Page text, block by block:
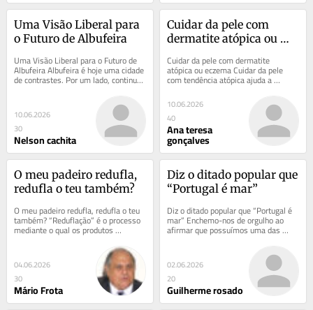
Uma Visão Liberal para
o Futuro de Albufeira
Uma Visão Liberal para o Futuro de
Albufeira Albufeira é hoje uma cidade
de contrastes. Por um lado, continua
10.06.2026
30
Nelson cachita
Cuidar da pele com
dermatite atópica ou
Cuidar da pele com dermatite
atópica ou eczema Cuidar da pele
com tendência atópica ajuda a
acalmar, prevenir e espaçar os
surtos. Adotar boas...
10.06.2026
40
Ana teresa
gonçalves
O meu padeiro redufla,
redufla o teu também?
O meu padeiro redufla, redufla o teu
também? “Reduflação” é o processo
mediante o qual os produtos
diminuem de tamanho ou quantidade,
04.06.2026
30
Mário Frota
Diz o ditado popular que
“Portugal é mar”
Diz o ditado popular que “Portugal é
mar” Enchemo-nos de orgulho ao
afirmar que possuímos uma das
maiores Zonas Económicas
02.06.2026
20
Guilherme rosado